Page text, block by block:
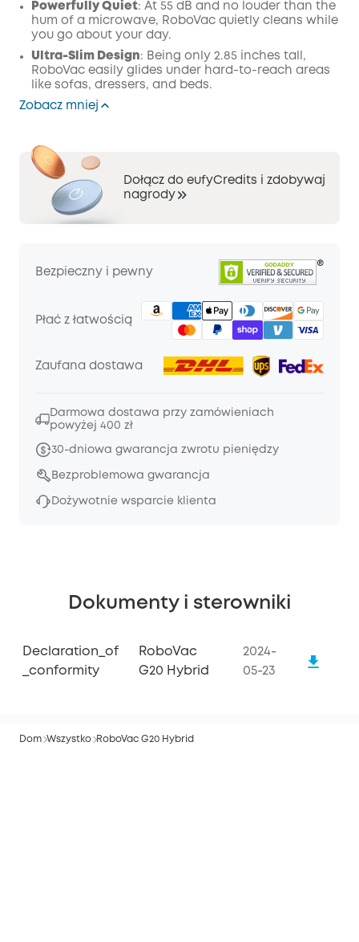
Powerfully Quiet: At 55 dB and no louder than the
hum of a microwave, RoboVac quietly cleans while
you go about your day.
Ultra-Slim Design: Being only 2.85 inches tall,
RoboVac easily glides under hard-to-reach areas
like sofas, dressers, and beds.
Zobacz mniej
Dołącz do eufyCredits i zdobywaj
nagrody
Bezpieczny i pewny
Płać z łatwością
Zaufana dostawa
Darmowa dostawa przy zamówieniach
powyżej 400 zł
30-dniowa gwarancja zwrotu pieniędzy
Bezproblemowa gwarancja
Dożywotnie wsparcie klienta
Dokumenty i sterowniki
Declaration_of
_conformity
RoboVac
G20 Hybrid
2024-
05-23
Dom Wszystko RoboVac G20 Hybrid